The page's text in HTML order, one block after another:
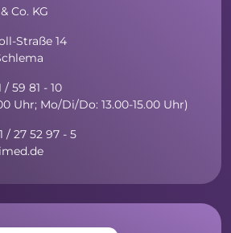
Co. KG
Straße 14
59 81 - 10
Uhr; Mo/Di/Do: 13.00-15.00 Uhr)
/ 27 52 97 - 5